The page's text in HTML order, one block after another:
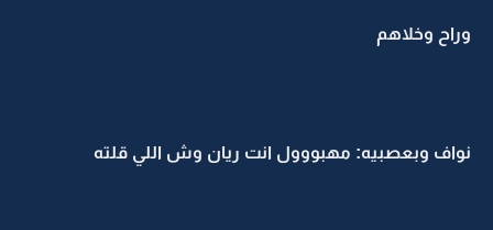
وراح وخلاهم
نواف وبعصبيه: مهبووول انت ريان وش اللي قلته